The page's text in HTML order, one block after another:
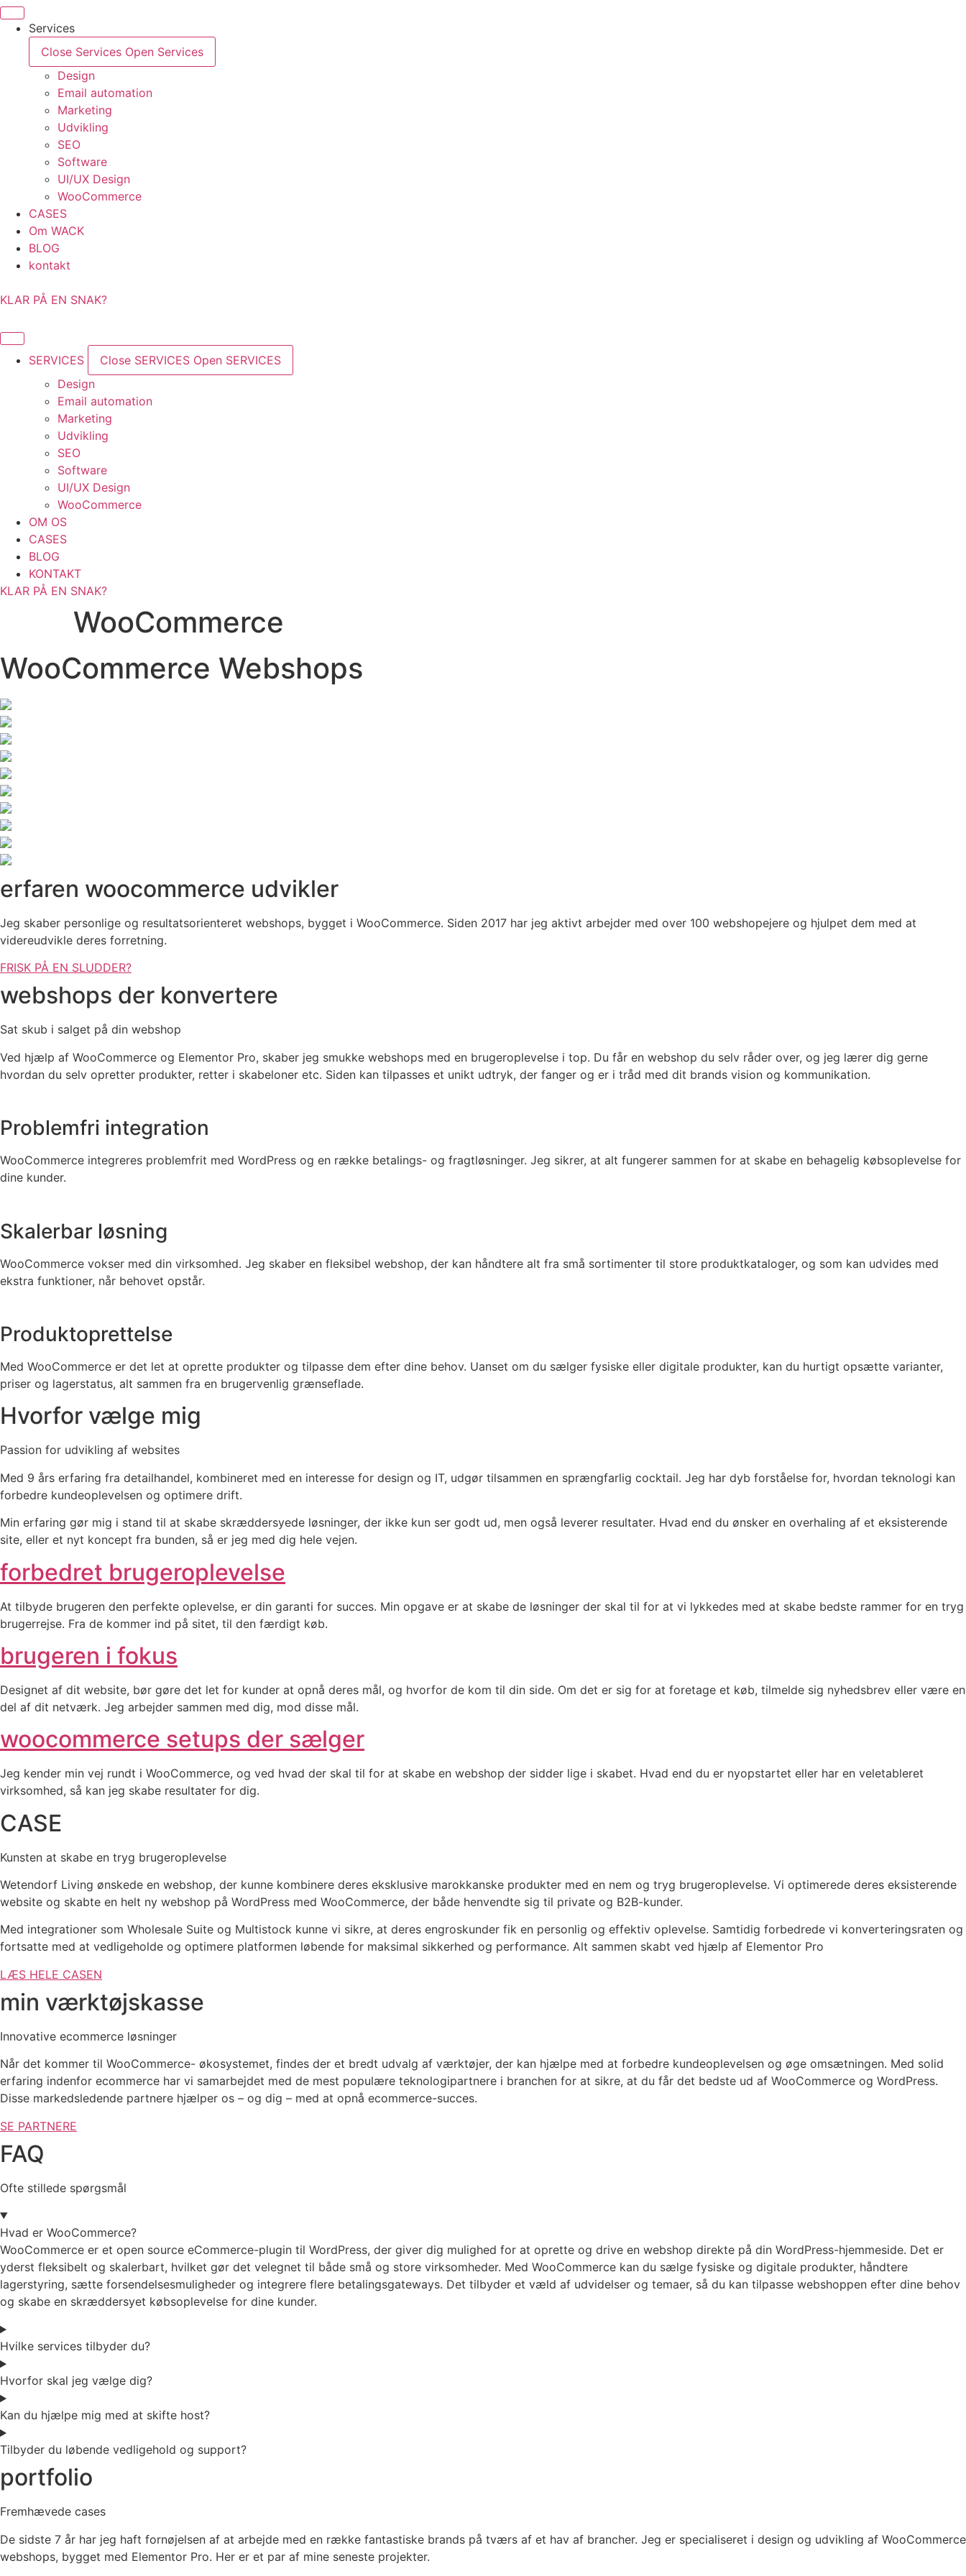
Videre
indhold
Services
Close Services Open Services
Design
Email automation
Marketing
Udvikling
SEO
Software
UI/UX Design
WooCommerce
CASES
Om WACK
BLOG
kontakt
KLAR PÅ EN SNAK?
SERVICES Close SERVICES Open SERVICES
Design
Email automation
Marketing
Udvikling
SEO
Software
UI/UX Design
WooCommerce
OM OS
CASES
BLOG
KONTAKT
KLAR PÅ EN SNAK?
WooCommerce
WooCommerce Webshops
erfaren woocommerce udvikler
Jeg skaber personlige og resultatsorienteret webshops, bygget i WooCommerce. Siden 2017 har jeg aktivt arbejder med over 100 webshopejere og hjulpet dem med at
videreudvikle deres forretning.
FRISK PÅ EN SLUDDER?
webshops der konvertere
Sat skub i salget på din webshop
Ved hjælp af WooCommerce og Elementor Pro, skaber jeg smukke webshops med en brugeroplevelse i top. Du får en webshop du selv råder over, og jeg lærer dig gerne
hvordan du selv opretter produkter, retter i skabeloner etc. Siden kan tilpasses et unikt udtryk, der fanger og er i tråd med dit brands vision og kommunikation.
Problemfri integration
WooCommerce integreres problemfrit med WordPress og en række betalings- og fragtløsninger. Jeg sikrer, at alt fungerer sammen for at skabe en behagelig købsoplevelse for
dine kunder.
Skalerbar løsning
WooCommerce vokser med din virksomhed. Jeg skaber en fleksibel webshop, der kan håndtere alt fra små sortimenter til store produktkataloger, og som kan udvides med
ekstra funktioner, når behovet opstår.
Produktoprettelse
Med WooCommerce er det let at oprette produkter og tilpasse dem efter dine behov. Uanset om du sælger fysiske eller digitale produkter, kan du hurtigt opsætte varianter,
priser og lagerstatus, alt sammen fra en brugervenlig grænseflade.
Hvorfor vælge mig
Passion for udvikling af websites
Med 9 års erfaring fra detailhandel, kombineret med en interesse for design og IT, udgør tilsammen en sprængfarlig cocktail. Jeg har dyb forståelse for, hvordan teknologi kan
forbedre kundeoplevelsen og optimere drift.
Min erfaring gør mig i stand til at skabe skræddersyede løsninger, der ikke kun ser godt ud, men også leverer resultater. Hvad end du ønsker en overhaling af et eksisterende
site, eller et nyt koncept fra bunden, så er jeg med dig hele vejen.
forbedret brugeroplevelse
At tilbyde brugeren den perfekte oplevelse, er din garanti for succes. Min opgave er at skabe de løsninger der skal til for at vi lykkedes med at skabe bedste rammer for en tryg
brugerrejse. Fra de kommer ind på sitet, til den færdigt køb.
brugeren i fokus
Designet af dit website, bør gøre det let for kunder at opnå deres mål, og hvorfor de kom til din side. Om det er sig for at foretage et køb, tilmelde sig nyhedsbrev eller være en
del af dit netværk. Jeg arbejder sammen med dig, mod disse mål.
woocommerce setups der sælger
Jeg kender min vej rundt i WooCommerce, og ved hvad der skal til for at skabe en webshop der sidder lige i skabet. Hvad end du er nyopstartet eller har en veletableret
virksomhed, så kan jeg skabe resultater for dig.
CASE
Kunsten at skabe en tryg brugeroplevelse
Wetendorf Living ønskede en webshop, der kunne kombinere deres eksklusive marokkanske produkter med en nem og tryg brugeroplevelse. Vi optimerede deres eksisterende
website og skabte en helt ny webshop på WordPress med WooCommerce, der både henvendte sig til private og B2B-kunder.
Med integrationer som Wholesale Suite og Multistock kunne vi sikre, at deres engroskunder fik en personlig og effektiv oplevelse. Samtidig forbedrede vi konverteringsraten og
fortsatte med at vedligeholde og optimere platformen løbende for maksimal sikkerhed og performance. Alt sammen skabt ved hjælp af Elementor Pro
LÆS HELE CASEN
min værktøjskasse
Innovative ecommerce løsninger
Når det kommer til WooCommerce- økosystemet, findes der et bredt udvalg af værktøjer, der kan hjælpe med at forbedre kundeoplevelsen og øge omsætningen. Med solid
erfaring indenfor ecommerce har vi samarbejdet med de mest populære teknologipartnere i branchen for at sikre, at du får det bedste ud af WooCommerce og WordPress.
Disse markedsledende partnere hjælper os – og dig – med at opnå ecommerce-succes.
SE PARTNERE
FAQ
Ofte stillede spørgsmål
Hvad er WooCommerce?
WooCommerce er et open source eCommerce-plugin til WordPress, der giver dig mulighed for at oprette og drive en webshop direkte på din WordPress-hjemmeside. Det er
yderst fleksibelt og skalerbart, hvilket gør det velegnet til både små og store virksomheder. Med WooCommerce kan du sælge fysiske og digitale produkter, håndtere
lagerstyring, sætte forsendelsesmuligheder og integrere flere betalingsgateways. Det tilbyder et væld af udvidelser og temaer, så du kan tilpasse webshoppen efter dine behov
og skabe en skræddersyet købsoplevelse for dine kunder.
Hvilke services tilbyder du?
Hvorfor skal jeg vælge dig?
Kan du hjælpe mig med at skifte host?
Tilbyder du løbende vedligehold og support?
portfolio
Fremhævede cases
De sidste 7 år har jeg haft fornøjelsen af at arbejde med en række fantastiske brands på tværs af et hav af brancher. Jeg er specialiseret i design og udvikling af WooCommerce
webshops, bygget med Elementor Pro. Her er et par af mine seneste projekter.